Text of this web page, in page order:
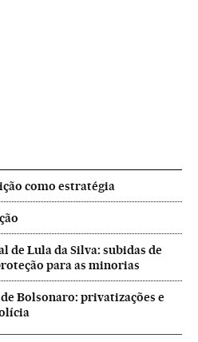
como estratégia
de Lula da Silva: subidas de
para as minorias
Bolsonaro: privatizações e